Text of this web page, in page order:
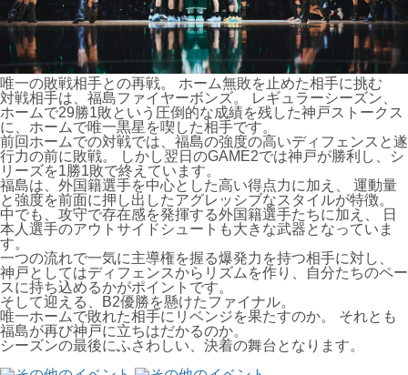
唯一の敗戦相手との再戦。 ホーム無敗を止めた相手に挑む
対戦相手は、福島ファイヤーボンズ。 レギュラーシーズン、
ホームで29勝1敗という圧倒的な成績を残した神戸ストークス
に、ホームで唯一黒星を喫した相手です。
前回ホームでの対戦では、福島の強度の高いディフェンスと遂
行力の前に敗戦。 しかし翌日のGAME2では神戸が勝利し、シ
リーズを1勝1敗で終えています。
福島は、外国籍選手を中心とした高い得点力に加え、 運動量
と強度を前面に押し出したアグレッシブなスタイルが特徴。
中でも、攻守で存在感を発揮する外国籍選手たちに加え、 日
本人選手のアウトサイドシュートも大きな武器となっていま
す。
一つの流れで一気に主導権を握る爆発力を持つ相手に対し、
神戸としてはディフェンスからリズムを作り、自分たちのペー
スに持ち込めるかがポイントです。
そして迎える、B2優勝を懸けたファイナル。
唯一ホームで敗れた相手にリベンジを果たすのか。 それとも
福島が再び神戸に立ちはだかるのか。
シーズンの最後にふさわしい、決着の舞台となります。